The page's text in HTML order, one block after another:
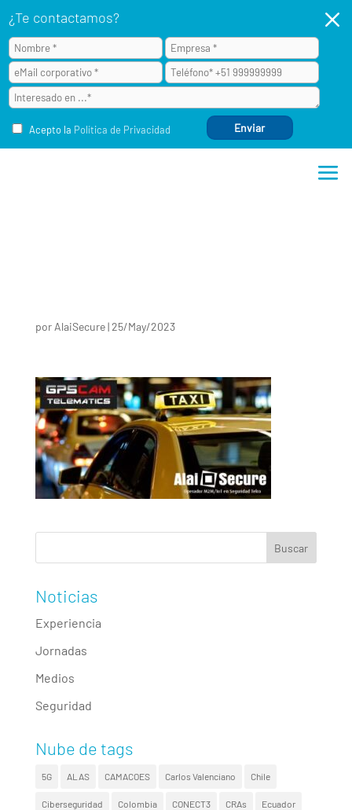
¿Te contactamos?
Acepto la Política de Privacidad
M
por AlaiSecure|25/May/2023
Noticias
Experiencia
Jornadas
Medios
Seguridad
Nube de tags
5G ALAS CAMACOES Carlos Valenciano Chile
Ciberseguridad Colombia CONECT3 CRAs Ecuador